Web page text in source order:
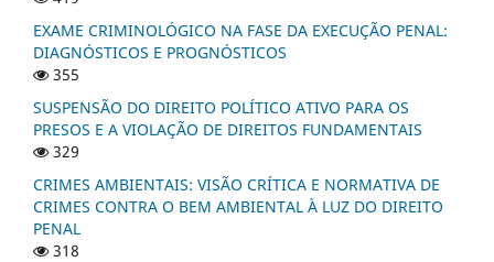
EXAME CRIMINOLÓGICO NA FASE DA EXECUÇÃO PENAL:
DIAGNÓSTICOS E PROGNÓSTICOS
355
SUSPENSÃO DO DIREITO POLÍTICO ATIVO PARA OS
PRESOS E A VIOLAÇÃO DE DIREITOS FUNDAMENTAIS
329
CRIMES AMBIENTAIS: VISÃO CRÍTICA E NORMATIVA DE
CRIMES CONTRA O BEM AMBIENTAL À LUZ DO DIREITO
PENAL
318